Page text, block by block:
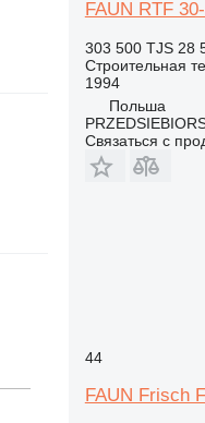
FAUN RTF
303 500 TJS 28
Строительная
1994
Польша
Связаться с
44
FAUN Frisch